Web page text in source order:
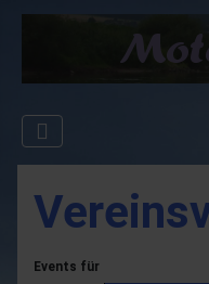
Events für